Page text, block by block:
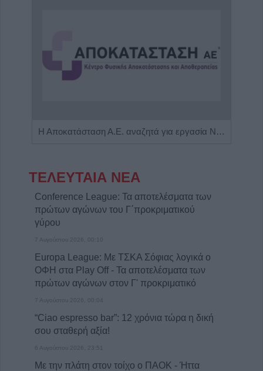
Η Αποκατάσταση Α.Ε. αναζητά για εργασία Νοσηλευτές και Βοηθούς Νοσηλευτές
ΤΕΛΕΥΤΑΙΑ ΝΕΑ
Conference League: Τα αποτελέσματα των
πρώτων αγώνων του Γ΄προκριματικού
γύρου
7 Αυγούστου 2026, 00:10
Europa League: Με ΤΣΚΑ Σόφιας λογικά ο
ΟΦΗ στα Play Off - Τα αποτελέσματα των
πρώτων αγώνων στον Γ' προκριματικό
7 Αυγούστου 2026, 00:04
“Ciao espresso bar”: 12 χρόνια τώρα η δική
σου σταθερή αξία!
6 Αυγούστου 2026, 23:51
Με την πλάτη στον τοίχο ο ΠΑΟΚ - Ήττα